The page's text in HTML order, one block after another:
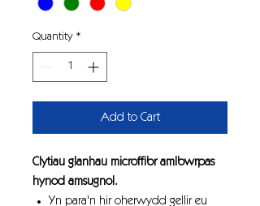
Quantity *
Add to Cart
Clytiau glanhau microffibr amlbwrpas
hynod amsugnol.
Yn para'n hir oherwydd gellir eu